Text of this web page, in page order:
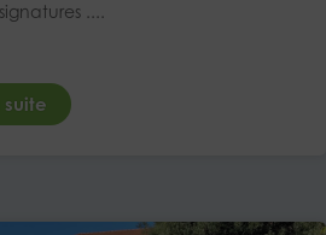
....
suite